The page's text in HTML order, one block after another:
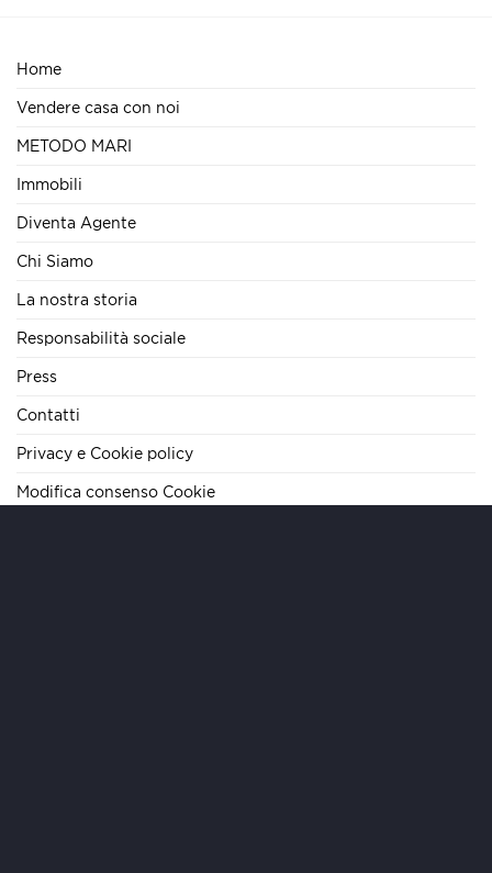
Home
Vendere casa con noi
METODO MARI
Immobili
Diventa Agente
Chi Siamo
La nostra storia
Responsabilità sociale
Press
Contatti
Privacy e Cookie policy
Modifica consenso Cookie